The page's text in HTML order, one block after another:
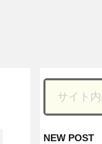
NEW POST